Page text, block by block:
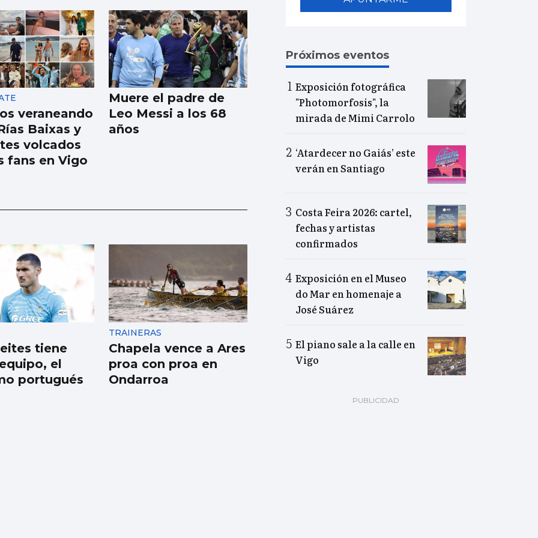
veraneando
Baixas y
volcados
fans en Vigo
Muere el padre de
Leo Messi a los 68
años
tiene
el
portugués
TRAINERAS
Chapela vence a Ares
proa con proa en
Ondarroa
Próximos eventos
Exposición fotográfica
"Photomorfosis", la
mirada de Mimi Carrolo
‘Atardecer no Gaiás’ este
verán en Santiago
Costa Feira 2026: cartel,
fechas y artistas
confirmados
Exposición en el Museo
do Mar en homenaje a
José Suárez
El piano sale a la calle en
Vigo